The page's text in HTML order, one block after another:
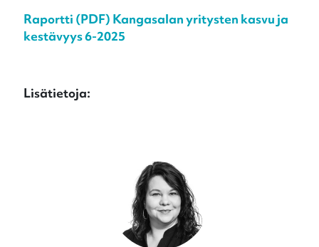
Raportti (PDF) Kangasalan yritysten kasvu ja
kestävyys 6-2025
Lisätietoja: